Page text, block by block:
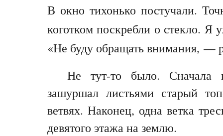
В окно тихонько постучали.
коготком поскребли о стекло.
«Не буду обращать внимания, —
Не тут-то было. Сначала
зашуршал листьями старый
ветвях. Наконец, одна ветка
девятого этажа на землю.